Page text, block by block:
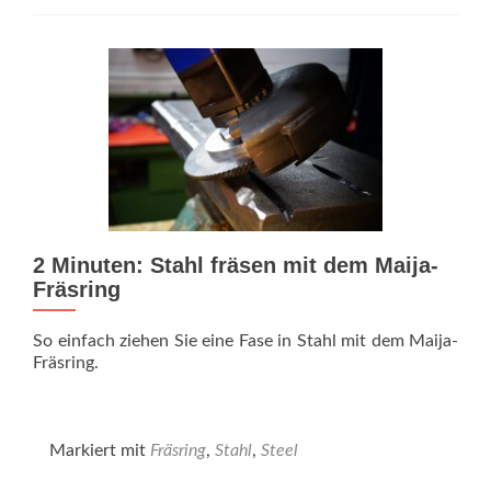
2 Minuten: Stahl fräsen mit dem Maija-
Fräsring
So einfach ziehen Sie eine Fase in Stahl mit dem Maija-
Fräsring.
Markiert mit Fräsring, Stahl, Steel